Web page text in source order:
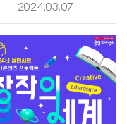
2024.03.07